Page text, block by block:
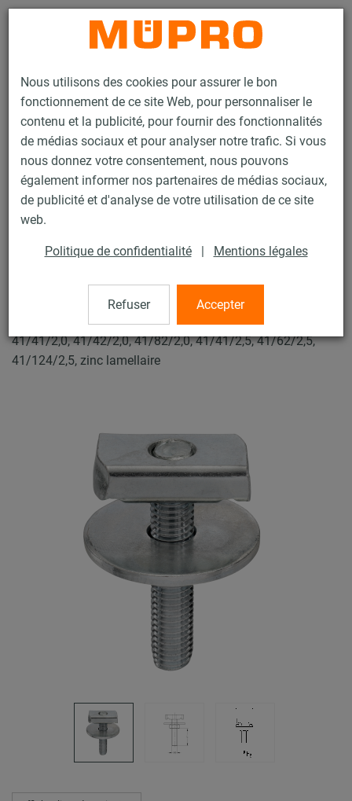
Nous utilisons des cookies pour assurer le bon
fonctionnement de ce site Web, pour personnaliser le
contenu et la publicité, pour fournir des fonctionnalités
de médias sociaux et pour analyser notre trafic. Si vous
nous donnez votre consentement, nous pouvons
également informer nos partenaires de médias sociaux,
de publicité et d'analyse de votre utilisation de ce site
web.
Politique de confidentialité | Mentions légales
Refuser Accepter
Contact
Produits Technique de fixation
Produits galvanisés à chaud
Rails d'installation, galvanisés à chaud
Double écrou MPR
Double écrou MPR
Double écrou MPR, M10 x 40 mm, pour Profil 41/21/2,0,
41/41/2,0, 41/42/2,0, 41/82/2,0, 41/41/2,5, 41/62/2,5,
41/124/2,5, zinc lamellaire